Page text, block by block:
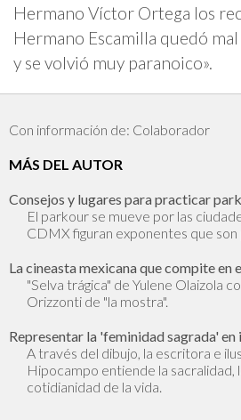
Hermano Víctor Ortega los
Hermano Escamilla quedó
y se volvió muy paranoico».
Con información de: Colaborador
MÁS DEL AUTOR
Consejos y lugares para practicar
El parkour se mueve por las
CDMX figuran exponentes que
La cineasta mexicana que compite en
"Selva trágica" de Yulene Olaizola
Orizzonti de "la mostra".
Representar la 'feminidad sagrada' en
A través del dibujo, la escritora e
Hipocampo entiende la sacralidad,
cotidianidad de la vida.